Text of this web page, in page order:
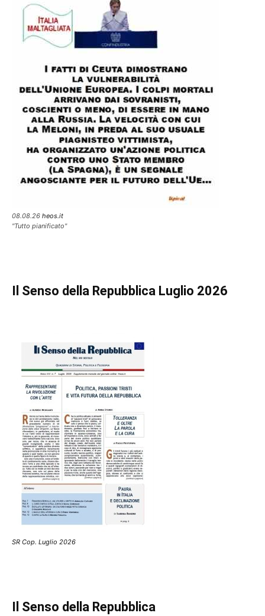
08.08.26 heos.it
"Tutto pianificato"
Il Senso della Repubblica Luglio 2026
SR Cop. Luglio 2026
Il Senso della Repubblica